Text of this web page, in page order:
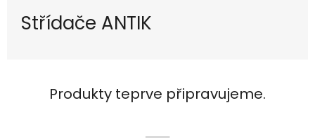
Střídače ANTIK
Produkty teprve připravujeme.